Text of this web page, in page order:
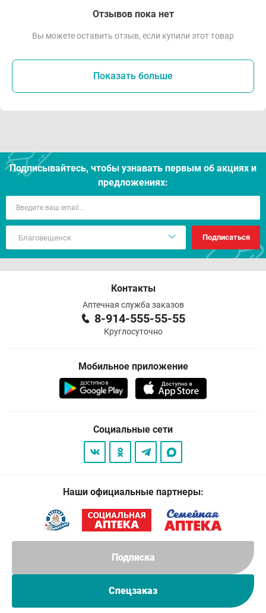
Подписка
Спецзаказ
Отзывов пока нет
Вы можете оставить отзыв, если купили этот товар
Показать больше
Подписывайтесь, чтобы узнавать первым об акцияx и
предложениях:
Подписаться
Контакты
Аптечная служба заказов
8-914-555-55-55
Круглосуточно
Мобильное приложение
Социальные сети
Наши официальные партнеры: